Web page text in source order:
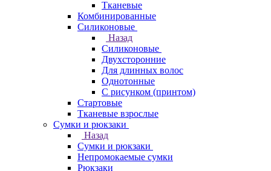
Тканевые
Комбинированные
Силиконовые
Назад
Силиконовые
Двухсторонние
Для длинных волос
Однотонные
С рисунком (принтом)
Стартовые
Тканевые взрослые
Сумки и рюкзаки
Назад
Сумки и рюкзаки
Непромокаемые сумки
Рюкзаки